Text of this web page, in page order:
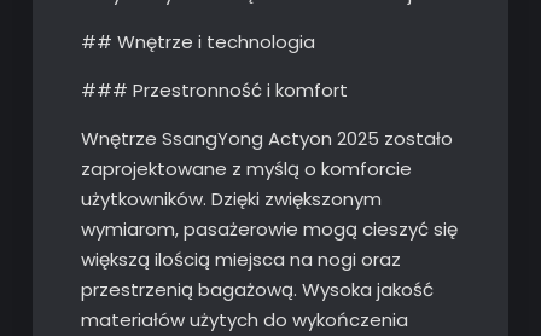
## Wnętrze i technologia
### Przestronność i komfort
Wnętrze SsangYong Actyon 2025 zostało
zaprojektowane z myślą o komforcie
użytkowników. Dzięki zwiększonym
wymiarom, pasażerowie mogą cieszyć się
większą ilością miejsca na nogi oraz
przestrzenią bagażową. Wysoka jakość
materiałów użytych do wykończenia